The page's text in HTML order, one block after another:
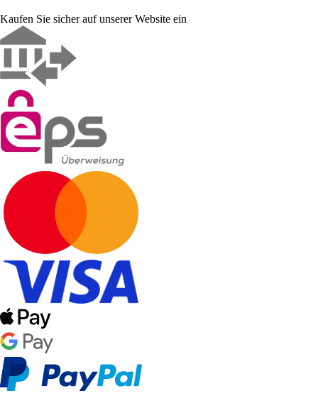
Kaufen Sie sicher auf unserer Website ein